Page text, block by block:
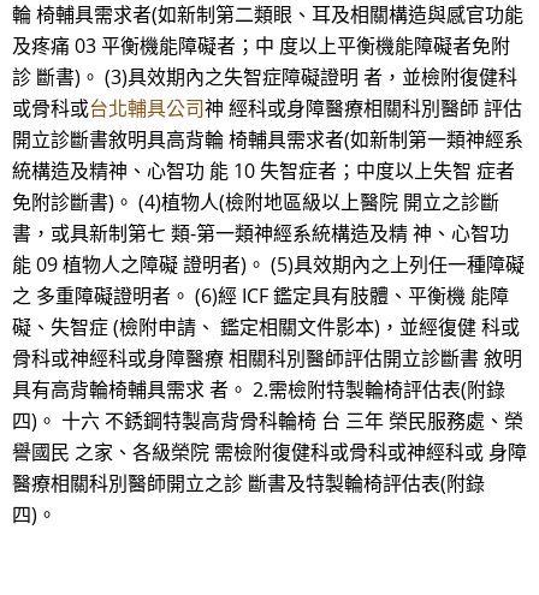
輪 椅輔具需求者(如新制第二類眼、耳及相關構造與感官功能
及疼痛 03 平衡機能障礙者；中 度以上平衡機能障礙者免附
診 斷書)。 (3)具效期內之失智症障礙證明 者，並檢附復健科
或骨科或台北輔具公司神 經科或身障醫療相關科別醫師 評估
開立診斷書敘明具高背輪 椅輔具需求者(如新制第一類神經系
統構造及精神、心智功 能 10 失智症者；中度以上失智 症者
免附診斷書)。 (4)植物人(檢附地區級以上醫院 開立之診斷
書，或具新制第七 類-第一類神經系統構造及精 神、心智功
能 09 植物人之障礙 證明者)。 (5)具效期內之上列任一種障礙
之 多重障礙證明者。 (6)經 ICF 鑑定具有肢體、平衡機 能障
礙、失智症 (檢附申請、 鑑定相關文件影本)，並經復健 科或
骨科或神經科或身障醫療 相關科別醫師評估開立診斷書 敘明
具有高背輪椅輔具需求 者。 2.需檢附特製輪椅評估表(附錄
四)。 十六 不銹鋼特製高背骨科輪椅 台 三年 榮民服務處、榮
譽國民 之家、各級榮院 需檢附復健科或骨科或神經科或 身障
醫療相關科別醫師開立之診 斷書及特製輪椅評估表(附錄
四)。